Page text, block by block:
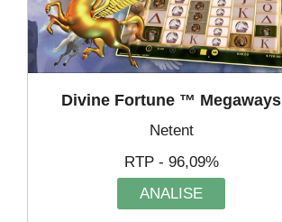
Divine Fortune ™ Megaways
Netent
RTP - 96,09%
ANALISE